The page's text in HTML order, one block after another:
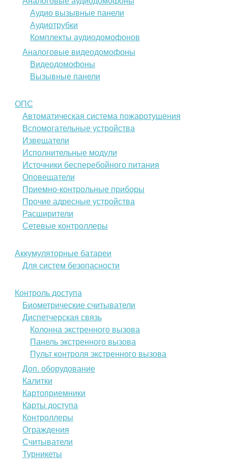
Аудио вызывные панели
Аудиотрубки
Комплекты аудиодомофонов
Аналоговые видеодомофоны
Видеодомофоны
Вызывные панели
ОПС
Автоматическая система пожаротушения
Вспомогательные устройства
Извещатели
Исполнительные модули
Источники бесперебойного питания
Оповещатели
Приемно-контрольные приборы
Прочие адресные устройства
Расширители
Сетевые контроллеры
Аккумуляторные батареи
Для систем безопасности
Контроль доступа
Биометрические считыватели
Диспетчерская связь
Колонна экстренного вызова
Панель экстренного вызова
Пульт контроля экстренного вызова
Доп. оборудование
Калитки
Картоприемники
Карты доступа
Контроллеры
Ограждения
Считыватели
Турникеты